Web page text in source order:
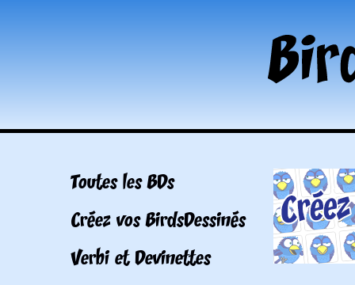
Toutes les BDs
Créez vos BirdsDessinés
Verbi et Devinettes